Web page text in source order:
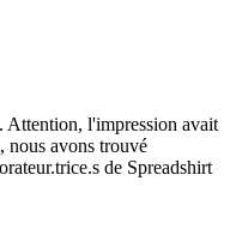
Attention, l'impression avait
nous avons trouvé
de Spreadshirt